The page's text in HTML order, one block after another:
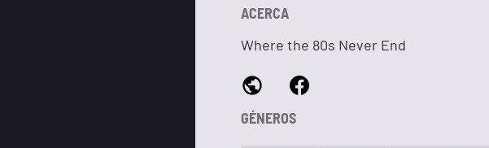
ACERCA
Where the 80s Never End
GÉNEROS